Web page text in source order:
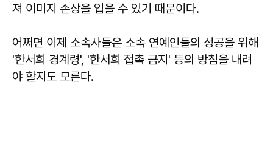
져 이미지 손상을 입을 수 있기 때문이다.
어쩌면 이제 소속사들은 소속 연예인들의 성공을 위해
'한서희 경계령', '한서희 접촉 금지' 등의 방침을 내려
야 할지도 모른다.